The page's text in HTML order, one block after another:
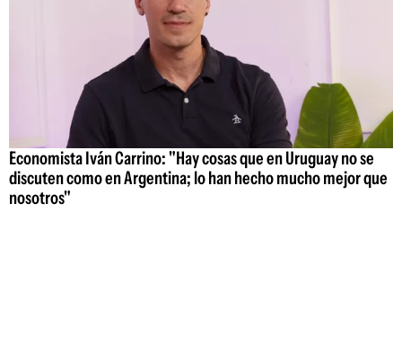
Economista Iván Carrino: "Hay cosas que en Uruguay no se
discuten como en Argentina; lo han hecho mucho mejor que
nosotros"